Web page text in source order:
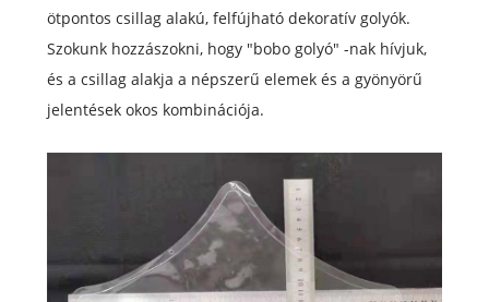
ötpontos csillag alakú, felfújható dekoratív golyók.
Szokunk hozzászokni, hogy "bobo golyó" -nak hívjuk,
és a csillag alakja a népszerű elemek és a gyönyörű
jelentések okos kombinációja.